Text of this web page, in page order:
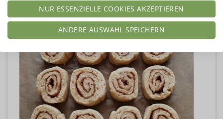
NUR ESSENZIELLE COOKIES AKZEPTIEREN
ANDERE AUSWAHL SPEICHERN